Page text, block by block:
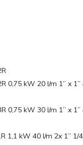
0,75 kW 20 l/m 1’’ x
0,75 kW 30 l/m 1’’ x
1,1 kW 40 l/m 2x 1’’